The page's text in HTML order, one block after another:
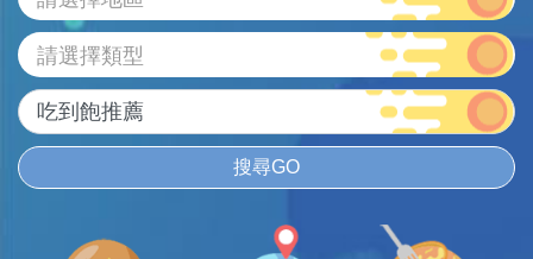
請選擇類型
搜尋GO